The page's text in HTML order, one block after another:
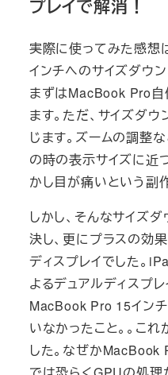
プレイで解消！
実際に使ってみた感想
インチへのサイズダウ
まずはMacBook Pro自
ます。ただ、サイズダ
じます。ズームの調整
の時の表示サイズに近
かし目が痛いという副
しかし、そんなサイズ
決し、更にプラスの効
ディスプレイでした。
よるデュアルディスプ
MacBook Pro 15イン
いなかったこと。。こ
した。なぜか